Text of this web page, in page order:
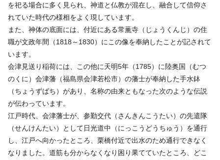
を祀る場合に多く見られ、神道と仏教が混在し、融合して信仰さ
れていた時代の様相をよく現しています。
また、神体の底面には、付近にある常薫寺（じょうくんじ）の住
職が文政年間（1818～1830）にこの像を奉納したことが記されて
います。
会津見送り稲荷には、この他に天明5年（1785）に陸奥国（むつ
のくに）会津藩（福島県会津若松市）の藩士が奉納した手水鉢
（ちょうずばち）があり、名称の由来ともなった次のような伝説
が伝わっています。
江戸時代、会津藩士が、参勤交代（さんきんこうたい）の先遣隊
（せんけんたい）として日光道中（にっこうどうちゅう）を通行
し、江戸へ向かったところ、栗橋付近で出水のため通行できなく
なりました。道筋も分からなくなり困り果てていたところ、どこ